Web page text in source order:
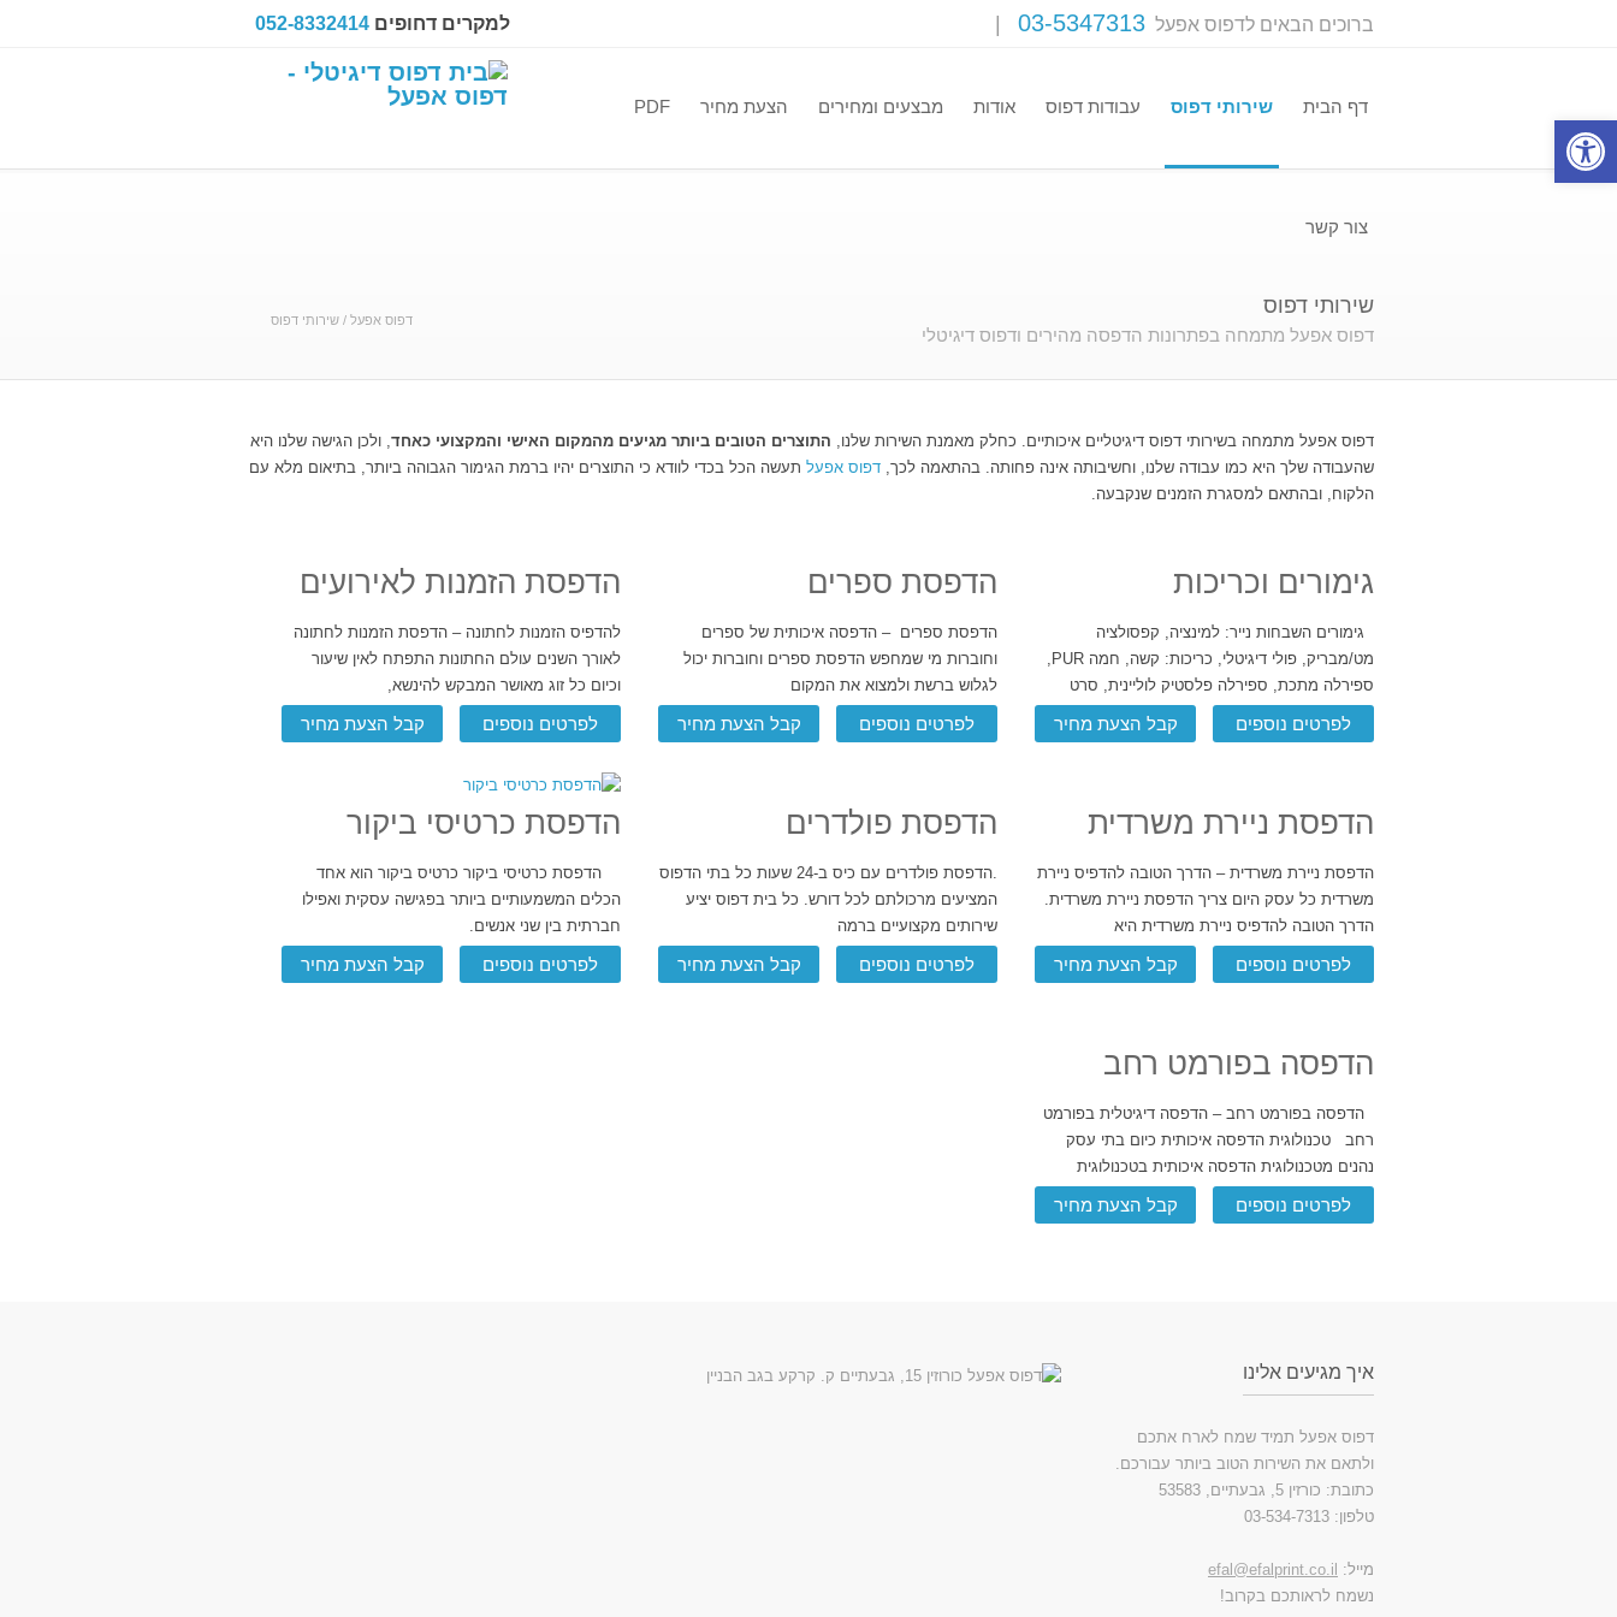
ברוכים הבאים לדפוס אפעל 03-5347313 למקרים דחופים 052-8332414
דף הבית שירותי דפוס עבודות דפוס אודות מבצעים ומחירים הצעת מחיר PDF
צור קשר
שירותי דפוס
דפוס אפעל מתמחה בפתרונות הדפסה מהירים ודפוס דיגיטלי
דפוס אפעל / שירותי דפוס
דפוס אפעל מתמחה בשירותי דפוס דיגיטליים איכותיים. כחלק מאמנת השירות שלנו, התוצרים הטובים ביותר מגיעים מהמקום האישי והמקצועי כאחד, ולכן הגישה שלנו היא
שהעבודה שלך היא כמו עבודה שלנו, וחשיבותה אינה פחותה. בהתאמה לכך, דפוס אפעל תעשה הכל בכדי לוודא כי התוצרים יהיו ברמת הגימור הגבוהה ביותר, בתיאום מלא עם
הלקוח, ובהתאם למסגרת הזמנים שנקבעה.
גימורים וכריכות
גימורים השבחות נייר: למינציה, קפסולציה
מט/מבריק, פולי דיגיטלי, כריכות: קשה, חמה PUR,
ספירלה מתכת, ספירלה פלסטיק לוליינית, סרט
לפרטים נוספים קבל הצעת מחיר
הדפסת ספרים
הדפסת ספרים – הדפסה איכותית של ספרים
וחוברות מי שמחפש הדפסת ספרים וחוברות יכול
לגלוש ברשת ולמצוא את המקום
לפרטים נוספים קבל הצעת מחיר
הדפסת הזמנות לאירועים
להדפיס הזמנות לחתונה – הדפסת הזמנות לחתונה
לאורך השנים עולם החתונות התפתח לאין שיעור
וכיום כל זוג מאושר המבקש להינשא,
לפרטים נוספים קבל הצעת מחיר
הדפסת ניירת משרדית
הדפסת ניירת משרדית – הדרך הטובה להדפיס ניירת
משרדית כל עסק היום צריך הדפסת ניירת משרדית.
הדרך הטובה להדפיס ניירת משרדית היא
לפרטים נוספים קבל הצעת מחיר
הדפסת פולדרים
.הדפסת פולדרים עם כיס ב-24 שעות כל בתי הדפוס
המציעים מרכולתם לכל דורש. כל בית דפוס יציע
שירותים מקצועיים ברמה
לפרטים נוספים קבל הצעת מחיר
הדפסת כרטיסי ביקור
הדפסת כרטיסי ביקור כרטיס ביקור הוא אחד
הכלים המשמעותיים ביותר בפגישה עסקית ואפילו
חברתית בין שני אנשים.
לפרטים נוספים קבל הצעת מחיר
הדפסה בפורמט רחב
הדפסה בפורמט רחב – הדפסה דיגיטלית בפורמט
רחב טכנולוגית הדפסה איכותית כיום בתי עסק
נהנים מטכנולוגית הדפסה איכותית בטכנולוגית
לפרטים נוספים קבל הצעת מחיר
איך מגיעים אלינו
דפוס אפעל תמיד שמח לארח אתכם
ולתאם את השירות הטוב ביותר עבורכם.
כתובת: כורזין 5, גבעתיים, 53583
טלפון: 03-534-7313
מייל: efal@efalprint.co.il
נשמח לראותכם בקרוב!
פתח סרגל נגישות